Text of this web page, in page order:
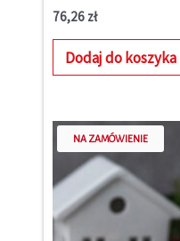
76,26 zł
Dodaj do koszyka
NA ZAMÓWIENIE